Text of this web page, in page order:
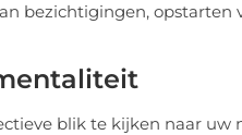
bezichtigingen, opstarten
blik te kijken naar uw